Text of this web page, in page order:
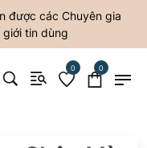
được các Chuyên gia
tin dùng
0 0